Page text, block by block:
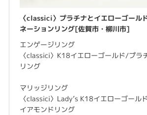
〈classici〉プラチナとイエローゴール
ネーションリング[佐賀市・柳川市]
エンゲージリング
〈classici〉K18イエローゴールド/プラ
リング
マリッジリング
〈classici〉Lady’s K18イエローゴール
イアモンドリング